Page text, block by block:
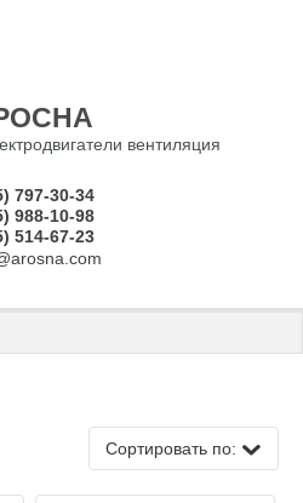
вентиляция
797-30-34
988-10-98
514-67-23
Сортировать по: